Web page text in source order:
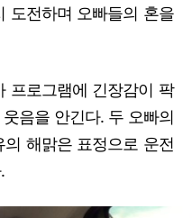
도전하며 오빠들의 혼을
프로그램에 긴장감이 팍
음을 안긴다. 두 오빠의
해맑은 표정으로 운전